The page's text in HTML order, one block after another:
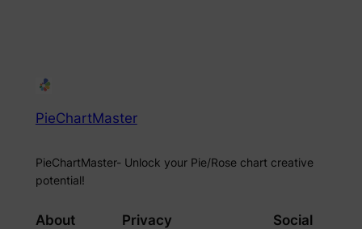
PieChartMaster
PieChartMaster- Unlock your Pie/Rose chart creative
potential!
About Privacy Social